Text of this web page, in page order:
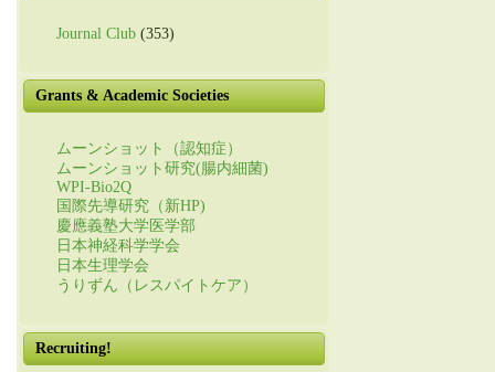
Journal Club (353)
Grants & Academic Societies
ムーンショット（認知症）
ムーンショット研究(腸内細菌)
WPI-Bio2Q
国際先導研究（新HP)
慶應義塾大学医学部
日本神経科学学会
日本生理学会
うりずん（レスパイトケア）
Recruiting!